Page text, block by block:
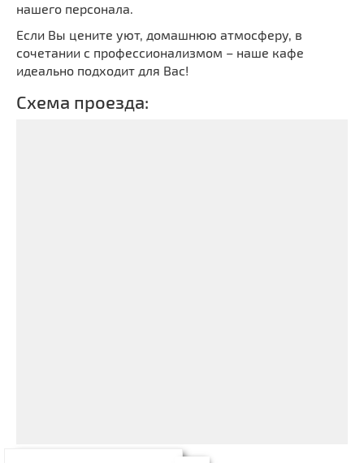
нашего персонала.
Если Вы цените уют, домашнюю атмосферу, в
сочетании с профессионализмом – наше кафе
идеально подходит для Вас!
Схема проезда: